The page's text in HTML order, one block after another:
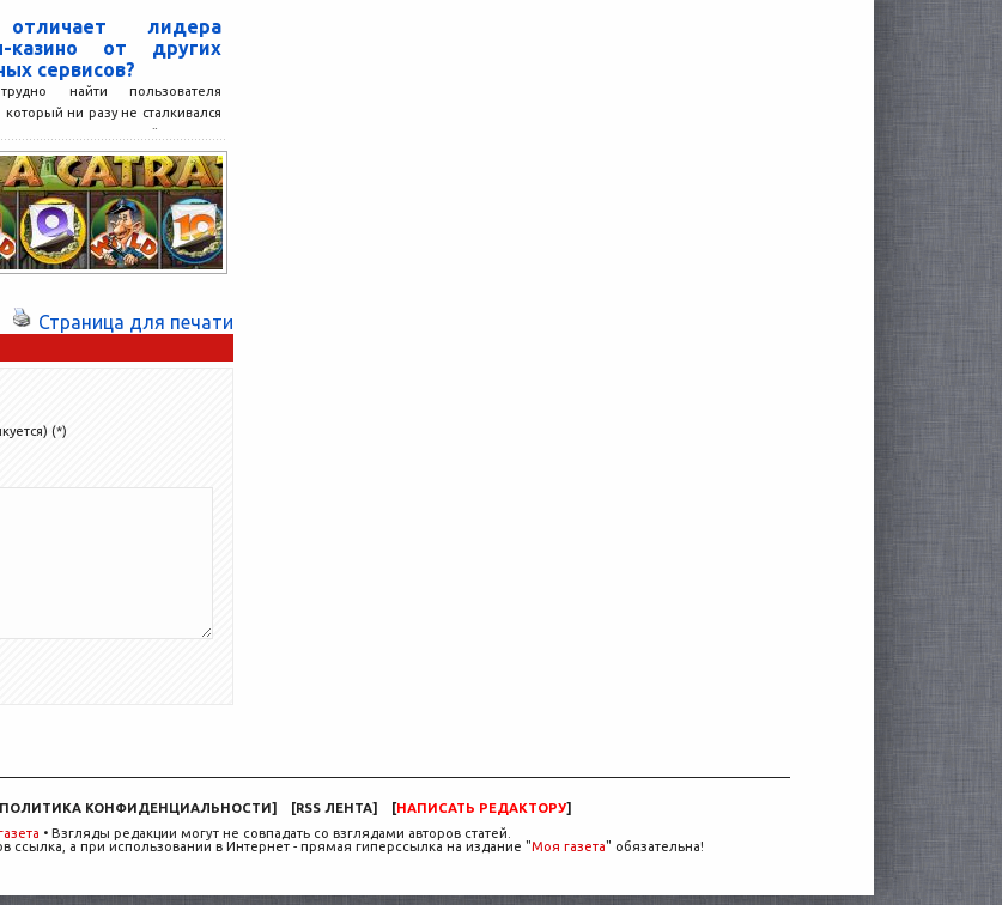
лидера
казино от других
сервисов?
найти пользователя
который ни разу не сталкивался
явлением, как онлайн-казино.
очень популярны,...
Страница для печати
(*)
КОНФИДЕНЦИАЛЬНОСТИ] [RSS ЛЕНТА] [НАПИСАТЬ РЕДАКТОРУ]
• Взгляды редакции могут не совпадать со взглядами авторов статей.
ссылка, а при использовании в Интернет - прямая гиперссылка на издание "Моя газета" обязательна!